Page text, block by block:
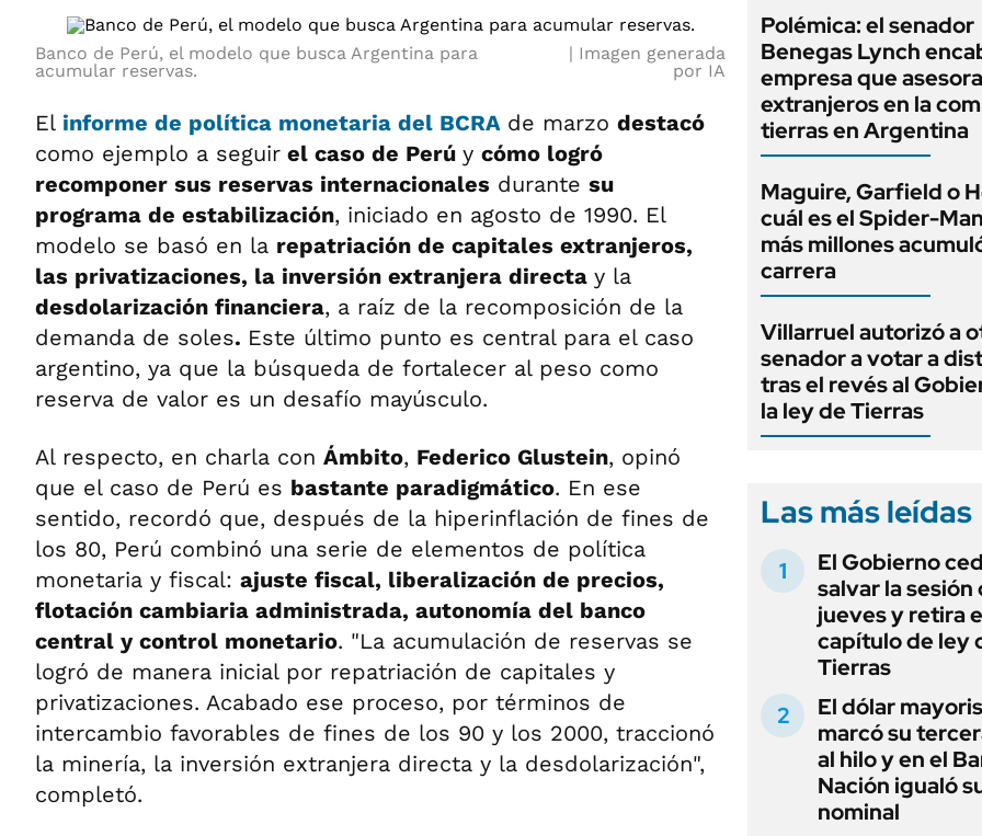
Banco de Perú, el modelo que busca Argentina para
acumular reservas.
Imagen generada
por IA
El informe de política monetaria del BCRA de marzo destacó
como ejemplo a seguir el caso de Perú y cómo logró
recomponer sus reservas internacionales durante su
programa de estabilización, iniciado en agosto de 1990. El
modelo se basó en la repatriación de capitales extranjeros,
las privatizaciones, la inversión extranjera directa y la
desdolarización financiera, a raíz de la recomposición de la
demanda de soles. Este último punto es central para el caso
argentino, ya que la búsqueda de fortalecer al peso como
reserva de valor es un desafío mayúsculo.
Al respecto, en charla con Ámbito, Federico Glustein, opinó
que el caso de Perú es bastante paradigmático. En ese
sentido, recordó que, después de la hiperinflación de fines de
los 80, Perú combinó una serie de elementos de política
monetaria y fiscal: ajuste fiscal, liberalización de precios,
flotación cambiaria administrada, autonomía del banco
central y control monetario. "La acumulación de reservas se
logró de manera inicial por repatriación de capitales y
privatizaciones. Acabado ese proceso, por términos de
intercambio favorables de fines de los 90 y los 2000, traccionó
la minería, la inversión extranjera directa y la desdolarización",
completó.
Polémica: el senador
Benegas Lynch
empresa que
extranjeros en la
tierras en Argentina
Maguire, Garfield o
cuál es el Spider-
más millones
carrera
Villarruel autorizó a
senador a votar a
tras el revés al
la ley de Tierras
Las más leídas
El Gobierno
salvar la sesión
jueves y retira
capítulo de ley
Tierras
El dólar
marcó su
al hilo y en el
Nación igualó
nominal